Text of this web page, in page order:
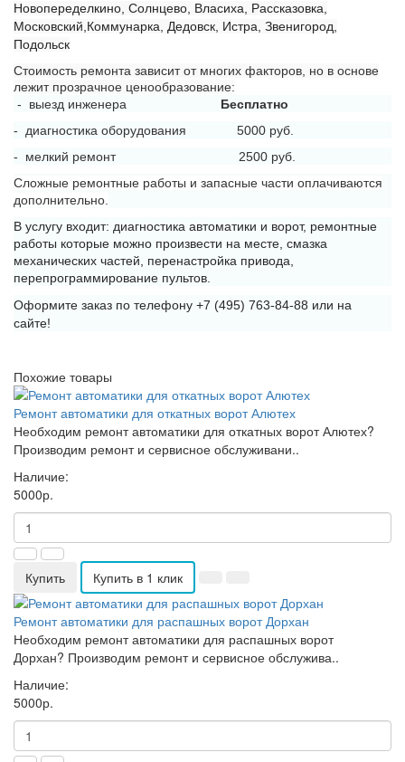
Новопеределкино, Солнцево, Власиха, Рассказовка,
Московский,Коммунарка, Дедовск, Истра, Звенигород,
Подольск
Стоимость ремонта зависит от многих факторов, но в основе
лежит прозрачное ценообразование:
- выезд инженера Бесплатно
- диагностика оборудования 5000 руб.
- мелкий ремонт 2500 руб.
Сложные ремонтные работы и запасные части оплачиваются
дополнительно.
В услугу входит: диагностика автоматики и ворот, ремонтные
работы которые можно произвести на месте, смазка
механических частей, перенастройка привода,
перепрограммирование пультов.
Оформите заказ по телефону +7 (495) 763-84-88 или на
сайте!
Похожие товары
Ремонт автоматики для откатных ворот Алютех
Необходим ремонт автоматики для откатных ворот Алютех?
Производим ремонт и сервисное обслуживани..
Наличие:
5000р.
Купить Купить в 1 клик
Ремонт автоматики для распашных ворот Дорхан
Необходим ремонт автоматики для распашных ворот
Дорхан? Производим ремонт и сервисное обслужива..
Наличие:
5000р.